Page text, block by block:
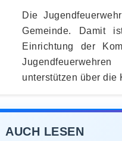
Die
Gemeinde. Damit
Einrichtung der
unterstützen über die
AUCH LESEN